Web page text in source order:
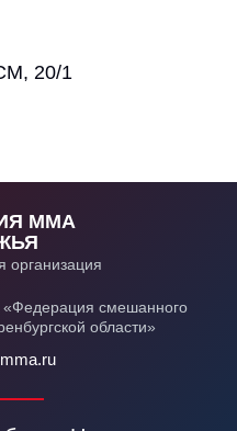
20/1
ММА
организация
смешанного
области»